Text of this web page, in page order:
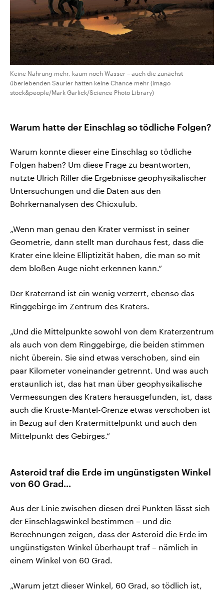
Keine Nahrung mehr, kaum noch Wasser – auch die zunächst
überlebenden Saurier hatten keine Chance mehr (imago
stock&people/Mark Garlick/Science Photo Library)
Warum hatte der Einschlag so tödliche Folgen?
Warum konnte dieser eine Einschlag so tödliche
Folgen haben? Um diese Frage zu beantworten,
nutzte Ulrich Riller die Ergebnisse geophysikalischer
Untersuchungen und die Daten aus den
Bohrkernanalysen des Chicxulub.
„Wenn man genau den Krater vermisst in seiner
Geometrie, dann stellt man durchaus fest, dass die
Krater eine kleine Elliptizität haben, die man so mit
dem bloßen Auge nicht erkennen kann.“
Der Kraterrand ist ein wenig verzerrt, ebenso das
Ringgebirge im Zentrum des Kraters.
„Und die Mittelpunkte sowohl von dem Kraterzentrum
als auch von dem Ringgebirge, die beiden stimmen
nicht überein. Sie sind etwas verschoben, sind ein
paar Kilometer voneinander getrennt. Und was auch
erstaunlich ist, das hat man über geophysikalische
Vermessungen des Kraters herausgefunden, ist, dass
auch die Kruste-Mantel-Grenze etwas verschoben ist
in Bezug auf den Kratermittelpunkt und auch den
Mittelpunkt des Gebirges.“
Asteroid traf die Erde im ungünstigsten Winkel
von 60 Grad...
Aus der Linie zwischen diesen drei Punkten lässt sich
der Einschlagswinkel bestimmen – und die
Berechnungen zeigen, dass der Asteroid die Erde im
ungünstigsten Winkel überhaupt traf – nämlich in
einem Winkel von 60 Grad.
„Warum jetzt dieser Winkel, 60 Grad, so tödlich ist,